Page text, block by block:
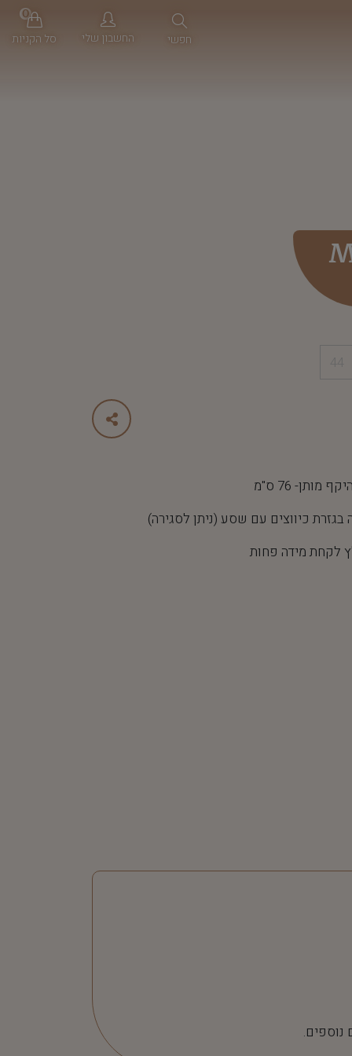
חפשי החשבון שלי סל הקניות
0
כיווצים עם שסע (ניתן לסגירה)
לקחת מידה פחות
נוספים.